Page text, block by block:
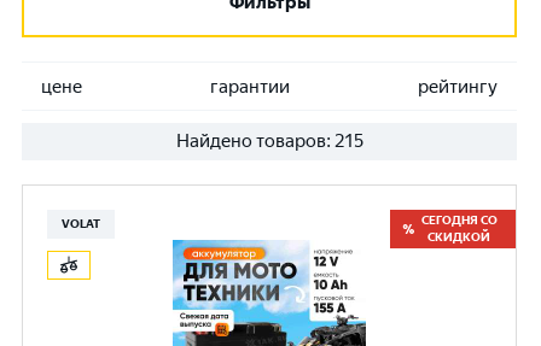
цене гарантии рейтингу
Найдено товаров: 215
VOLAT
СЕГОДНЯ СО
СКИДКОЙ